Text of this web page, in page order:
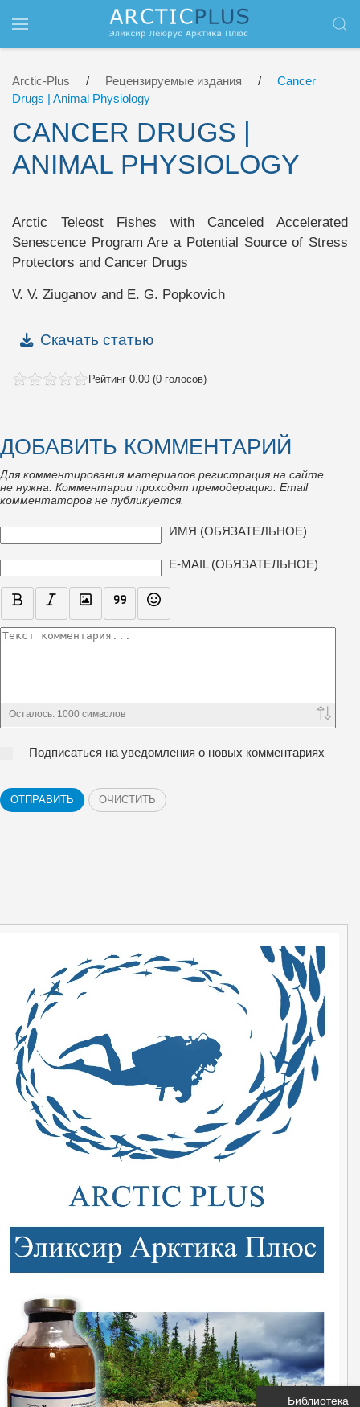
Перейти к содержимому
Arctic-Plus Рецензируемые издания
Cancer
Drugs | Animal Physiology
CANCER DRUGS |
ANIMAL PHYSIOLOGY
Arctic Teleost Fishes with Canceled Accelerated
Senescence Program Are a Potential Source of Stress
Protectors and Cancer Drugs
V. V. Ziuganov and E. G. Popkovich
Скачать статью
Рейтинг 0.00 (0 голосов)
ДОБАВИТЬ КОММЕНТАРИЙ
Для комментирования материалов регистрация на сайте
не нужна. Комментарии проходят премодерацию. Email
комментаторов не публикуется.
ИМЯ (ОБЯЗАТЕЛЬНОЕ)
E-MAIL (ОБЯЗАТЕЛЬНОЕ)
ТЕКСТ КОММЕНТАРИЯ
Осталось: 1000 символов
Подписаться на уведомления о новых комментариях
ОТПРАВИТЬ ОЧИСТИТЬ
Библиотека